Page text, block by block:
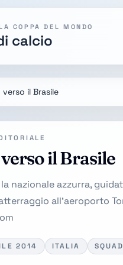
COPPA DEL MONDO
calcio
il Brasile
il Brasile
nazionale azzurra,
all'aeroporto
2014 ITALIA